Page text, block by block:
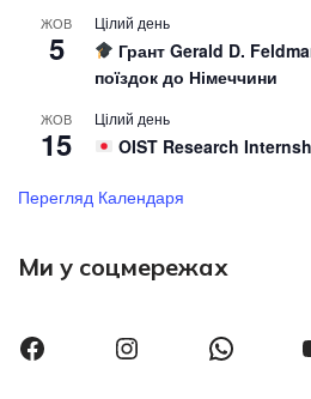
ЖОВ
5
Цілий день
Грант Gerald D.
поїздок до Німеччини
ЖОВ
15
Цілий день
OIST Research
Перегляд Календаря
Ми у соцмережах